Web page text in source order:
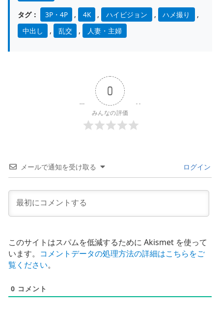
タグ： 3P・4P , 4K , ハイビジョン , ハメ撮り
,
中出し
, 乱交 , 人妻・主婦
0
みんなの評価
メールで通知を受け取る ログイン
このサイトはスパムを低減するために Akismet を使って
います。 コメントデータの処理方法の詳細はこちらをご
覧ください。
0 コメント